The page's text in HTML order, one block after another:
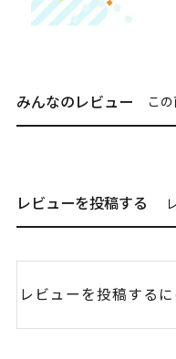
みんなのレビュー こ
レビューを投稿する
レビューを投稿する